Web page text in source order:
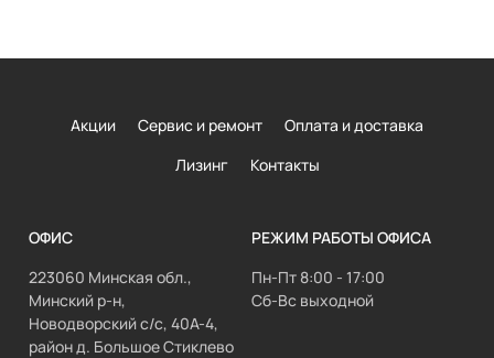
Акции Сервис и ремонт
Оплата и доставка
Лизинг
Контакты
ОФИС
223060 Минская обл.,
Минский р-н,
Новодворский с/с, 40А-4,
район д. Большое Стиклево
РЕЖИМ РАБОТЫ ОФИСА
Пн-Пт 8:00 - 17:00
Сб-Вс выходной